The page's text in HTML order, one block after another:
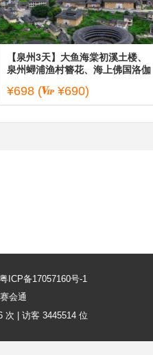
【泉州3天】大鱼海棠初溪土楼、
泉州蟳浦渔村簪花、海上佛国洛伽
钟楼、关岳庙三天
¥698 ( ¥690)
粤ICP备17057160号-1
会通
次 | 访客 3445514 位